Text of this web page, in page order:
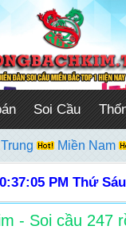
Soi Cầu
Miền Nam
PM Thứ
- Soi cầu 247